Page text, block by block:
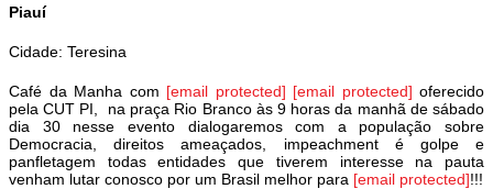
Piauí
Cidade: Teresina
Café da Manha com [email protected] [email protected] oferecido
pela CUT PI, na praça Rio Branco às 9 horas da manhã de sábado
dia 30 nesse evento dialogaremos com a população sobre
Democracia, direitos ameaçados, impeachment é golpe e
panfletagem todas entidades que tiverem interesse na pauta
venham lutar conosco por um Brasil melhor para [email protected]!!!